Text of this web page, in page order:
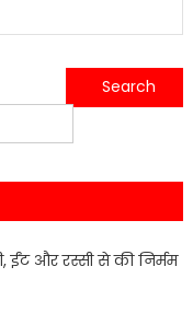
विधायक शिव अरोरा ने रुद्रपुर में जगह जगह कावरियों का स्वागत कर भेट किये शिव चालीसा…..
ईंट और रस्सी से की निर्मम